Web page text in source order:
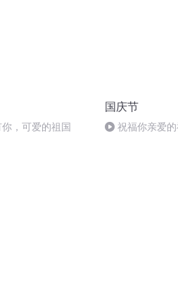
，可爱的祖国
国庆节
祝福你亲爱